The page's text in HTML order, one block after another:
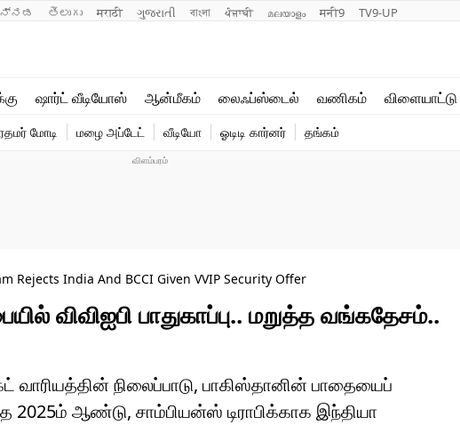
తెలుగు मराठी ગુજરાતી বাংলা ਪੰਜਾਬੀ മലയാളം मनी9 TV9-UP
ஷார்ட் வீடியோஸ் ஆன்மீகம் லைஃப்ஸ்டைல் வணிகம் விளையாட்டு
வணிகம்
வைரல்
மோடி மழை அப்டேட் வீடியோ ஓடிடி கார்னர் தங்கம்
Rejects India And BCCI Given VVIP Security Offer
விவிஐபி பாதுகாப்பு.. மறுத்த வங்கதேசம்..
வாரியத்தின் நிலைப்பாடு, பாகிஸ்தானின் பாதையைப்
2025ம் ஆண்டு, சாம்பியன்ஸ் டிராபிக்காக இந்தியா